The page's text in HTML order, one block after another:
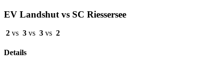
EV Landshut vs SC Riessersee
2 vs 3 vs 3 vs 2
Details